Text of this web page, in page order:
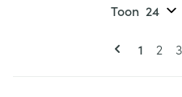
U lees
1 2 3
Toon